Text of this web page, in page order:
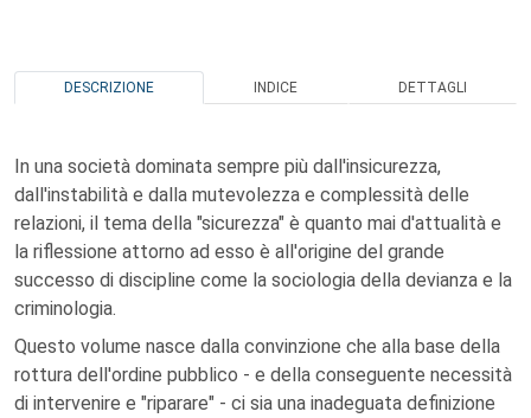
DESCRIZIONE INDICE DETTAGLI
In una società dominata sempre più dall'insicurezza,
dall'instabilità e dalla mutevolezza e complessità delle
relazioni, il tema della "sicurezza" è quanto mai d'attualità e
la riflessione attorno ad esso è all'origine del grande
successo di discipline come la sociologia della devianza e la
criminologia.
Questo volume nasce dalla convinzione che alla base della
rottura dell'ordine pubblico - e della conseguente necessità
di intervenire e "riparare" - ci sia una inadeguata definizione